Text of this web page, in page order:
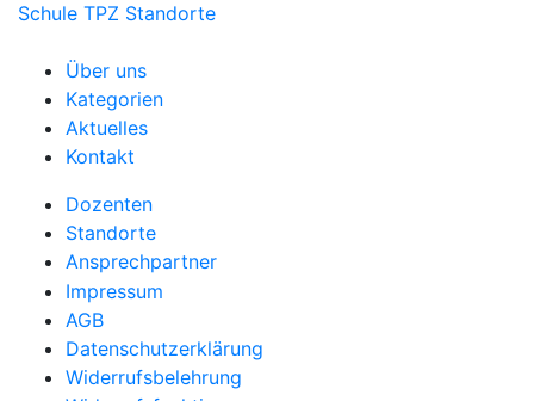
Schule TPZ Standorte
Über uns
Kategorien
Aktuelles
Kontakt
Dozenten
Standorte
Ansprechpartner
Impressum
AGB
Datenschutzerklärung
Widerrufsbelehrung